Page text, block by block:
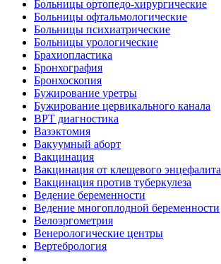
Больницы ортопедо-хирургические
Больницы офтальмологические
Больницы психиатрические
Больницы урологические
Брахиопластика
Бронхография
Бронхоскопия
Бужирование уретры
Бужирование цервикального канала
ВРТ диагностика
Вазэктомия
Вакуумный аборт
Вакцинация
Вакцинация от клещевого энцефалита
Вакцинация против туберкулеза
Ведение беременности
Ведение многоплодной беременности
Велоэргометрия
Венерологические центры
Вертебрология